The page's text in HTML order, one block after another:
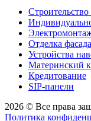
Отделка фасада
Устройства
Материнский
Кредитование
SIP-панели
2026 © Все права
Политика